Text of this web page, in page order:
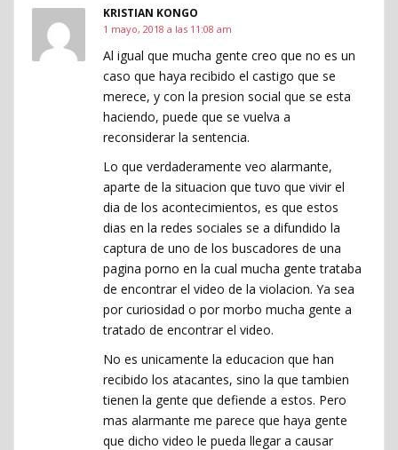
KRISTIAN KONGO
1 mayo, 2018 a las 11:08 am
Al igual que mucha gente creo que no es un
caso que haya recibido el castigo que se
merece, y con la presion social que se esta
haciendo, puede que se vuelva a
reconsiderar la sentencia.
Lo que verdaderamente veo alarmante,
aparte de la situacion que tuvo que vivir el
dia de los acontecimientos, es que estos
dias en la redes sociales se a difundido la
captura de uno de los buscadores de una
pagina porno en la cual mucha gente trataba
de encontrar el video de la violacion. Ya sea
por curiosidad o por morbo mucha gente a
tratado de encontrar el video.
No es unicamente la educacion que han
recibido los atacantes, sino la que tambien
tienen la gente que defiende a estos. Pero
mas alarmante me parece que haya gente
que dicho video le pueda llegar a causar